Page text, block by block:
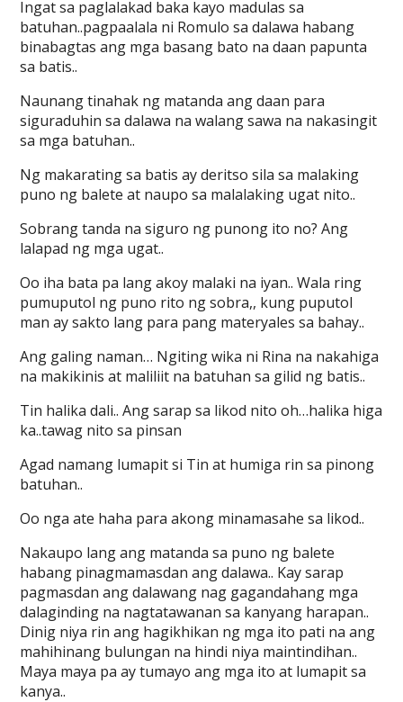
Ingat sa paglalakad baka kayo madulas sa
batuhan..pagpaalala ni Romulo sa dalawa habang
binabagtas ang mga basang bato na daan papunta
sa batis..
Naunang tinahak ng matanda ang daan para
siguraduhin sa dalawa na walang sawa na nakasingit
sa mga batuhan..
Ng makarating sa batis ay deritso sila sa malaking
puno ng balete at naupo sa malalaking ugat nito..
Sobrang tanda na siguro ng punong ito no? Ang
lalapad ng mga ugat..
Oo iha bata pa lang akoy malaki na iyan.. Wala ring
pumuputol ng puno rito ng sobra,, kung puputol
man ay sakto lang para pang materyales sa bahay..
Ang galing naman… Ngiting wika ni Rina na nakahiga
na makikinis at maliliit na batuhan sa gilid ng batis..
Tin halika dali.. Ang sarap sa likod nito oh…halika higa
ka..tawag nito sa pinsan
Agad namang lumapit si Tin at humiga rin sa pinong
batuhan..
Oo nga ate haha para akong minamasahe sa likod..
Nakaupo lang ang matanda sa puno ng balete
habang pinagmamasdan ang dalawa.. Kay sarap
pagmasdan ang dalawang nag gagandahang mga
dalaginding na nagtatawanan sa kanyang harapan..
Dinig niya rin ang hagikhikan ng mga ito pati na ang
mahihinang bulungan na hindi niya maintindihan..
Maya maya pa ay tumayo ang mga ito at lumapit sa
kanya..